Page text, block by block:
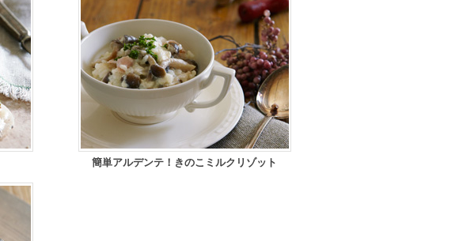
簡単アルデンテ！きのこミルクリゾット